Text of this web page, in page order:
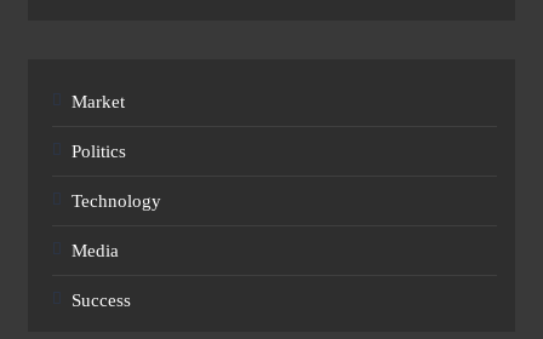
Market
Politics
Technology
Media
Success